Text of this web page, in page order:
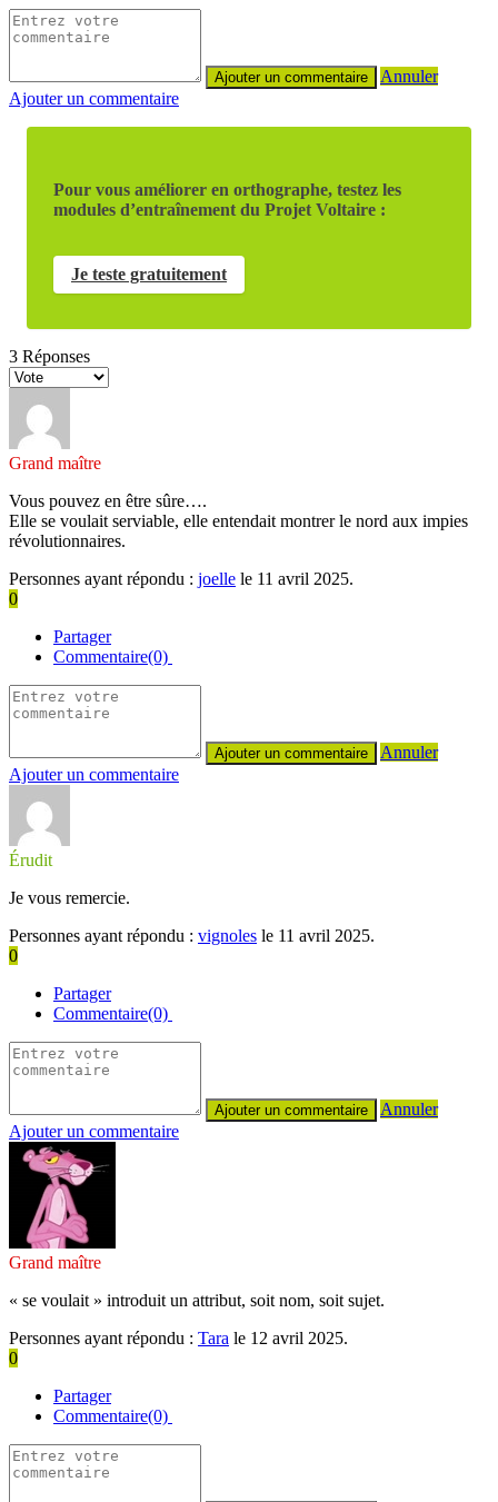
Annuler
Ajouter un commentaire
Pour vous améliorer en orthographe, testez les
modules d’entraînement du Projet Voltaire :
Je teste gratuitement
3 Réponses
Grand maître
Vous pouvez en être sûre….
Elle se voulait serviable, elle entendait montrer le nord aux impies
révolutionnaires.
Personnes ayant répondu : joelle le 11 avril 2025.
0
Partager
Commentaire(0)
Annuler
Ajouter un commentaire
Érudit
Je vous remercie.
Personnes ayant répondu : vignoles le 11 avril 2025.
0
Partager
Commentaire(0)
Annuler
Ajouter un commentaire
Grand maître
« se voulait » introduit un attribut, soit nom, soit sujet.
Personnes ayant répondu : Tara le 12 avril 2025.
0
Partager
Commentaire(0)